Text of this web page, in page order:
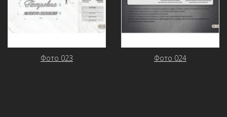
Фото 023 Фото 024